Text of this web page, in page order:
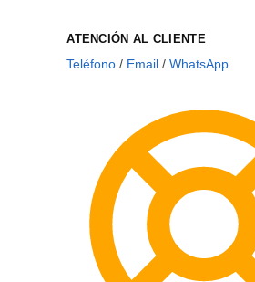
ATENCIÓN AL CLIENTE
Teléfono / Email /WhatsApp